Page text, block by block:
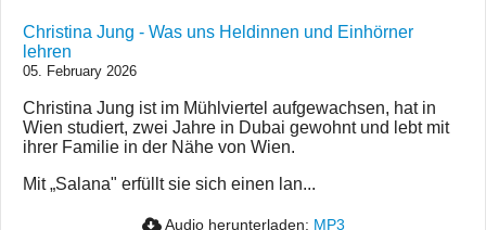
Christina Jung - Was uns Heldinnen und Einhörner
lehren
05. February 2026
Christina Jung ist im Mühlviertel aufgewachsen, hat in
Wien studiert, zwei Jahre in Dubai gewohnt und lebt mit
ihrer Familie in der Nähe von Wien.
Mit „Salana" erfüllt sie sich einen lan...
Audio herunterladen: MP3